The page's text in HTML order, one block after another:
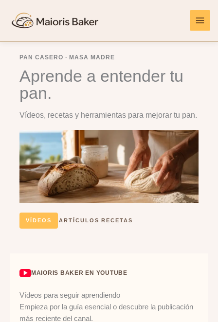
contenido
PAN CASERO · MASA MADRE
Aprende a entender tu
pan.
Vídeos, recetas y herramientas para mejorar tu pan.
VÍDEOS ARTÍCULOS RECETAS
MAIORIS BAKER EN YOUTUBE
Vídeos para seguir aprendiendo
Empieza por la guía esencial o descubre la publicación
más reciente del canal.